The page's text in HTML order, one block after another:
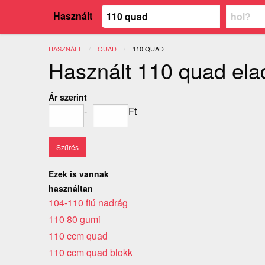
Használt
HASZNÁLT QUAD JELENLEGI:
110 QUAD
Használt 110 quad
Ár szerint
- Ft
Ezek is vannak
használtan
104-110 fiú nadrág
110 80 gumi
110 ccm quad
110 ccm quad blokk